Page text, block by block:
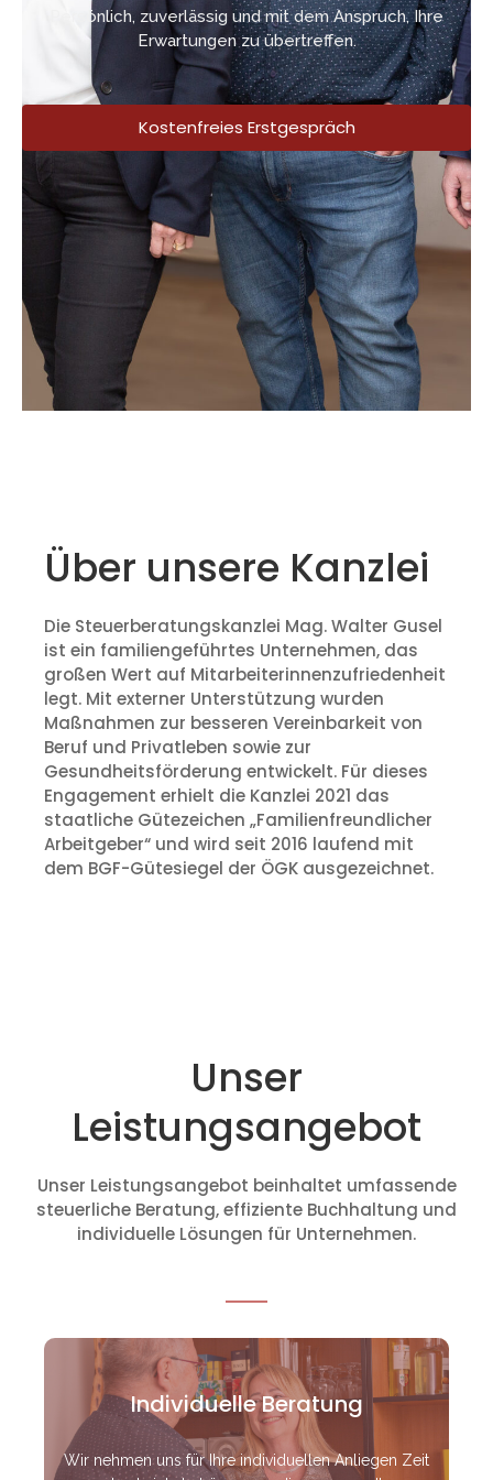
Persönlich, zuverlässig und mit dem Anspruch, Ihre
Erwartungen zu übertreffen.
Kostenfreies Erstgespräch
Über unsere Kanzlei
Die Steuerberatungskanzlei Mag. Walter Gusel
ist ein familiengeführtes Unternehmen, das
großen Wert auf Mitarbeiterinnenzufriedenheit
legt. Mit externer Unterstützung wurden
Maßnahmen zur besseren Vereinbarkeit von
Beruf und Privatleben sowie zur
Gesundheitsförderung entwickelt. Für dieses
Engagement erhielt die Kanzlei 2021 das
staatliche Gütezeichen „Familienfreundlicher
Arbeitgeber“ und wird seit 2016 laufend mit
dem BGF-Gütesiegel der ÖGK ausgezeichnet.
Unser
Leistungsangebot
Unser Leistungsangebot beinhaltet umfassende
steuerliche Beratung, effiziente Buchhaltung und
individuelle Lösungen für Unternehmen.
Individuelle Beratung
Wir nehmen uns für Ihre individuellen Anliegen Zeit